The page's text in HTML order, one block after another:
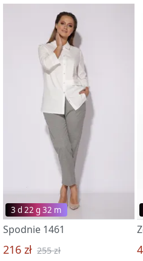
3 d 22 g 32 m
Spodnie 1461
216 zł 255 zł